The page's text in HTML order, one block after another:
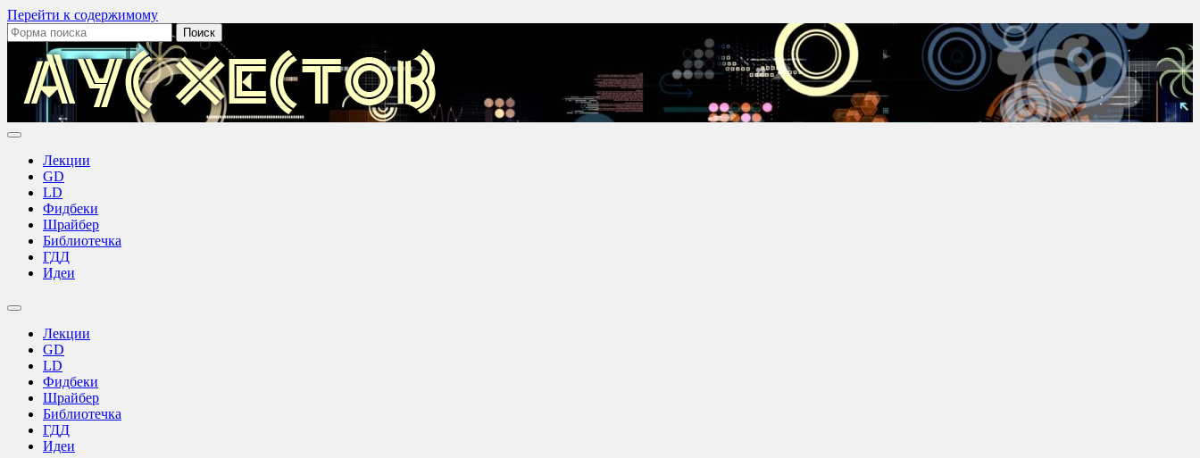
Перейти к содержимому
Поиск:
Лекции
GD
LD
Фидбеки
Шрайбер
Библиотечка
ГДД
Идеи
Переключить
поискаЛекции
GD
LD
Фидбеки
Шрайбер
Библиотечка
ГДД
Идеи